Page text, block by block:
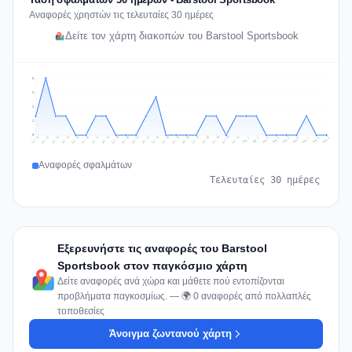
Αναφορές χρηστών τις τελευταίες 30 ημέρες
Δείτε τον χάρτη διακοπών του Barstool Sportsbook
1
2
2
3
Jul 11 Jul 12 Jul 13 Jul 14 Jul 15 Jul 16 Jul 17 Jul 18 Jul 19 Jul 20 Jul 21 Jul 22 Jul 23 Jul 24 Jul 25 Jul 26 Jul 27 Jul 28 Jul 29 Jul 30 Jul 31 Aug 1 Aug 2 Aug 3 Aug 4 Aug 5 Aug 6 Aug 7 Aug 8 Aug 9
Αναφορές σφαλμάτων
Τελευταίες 30 ημέρες
Εξερευνήστε τις αναφορές του Barstool
Sportsbook στον παγκόσμιο χάρτη
Δείτε αναφορές ανά χώρα και μάθετε πού εντοπίζονται
προβλήματα παγκοσμίως. — 🌍 0 αναφορές από πολλαπλές
τοποθεσίες
Άνοιγμα ζωντανού χάρτη